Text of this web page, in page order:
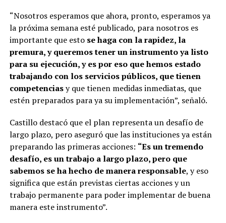
“Nosotros esperamos que ahora, pronto, esperamos ya
la próxima semana esté publicado, para nosotros es
importante que esto se haga con la rapidez, la
premura, y queremos tener un instrumento ya listo
para su ejecución, y es por eso que hemos estado
trabajando con los servicios públicos, que tienen
competenciasy que tienen medidas inmediatas, que
estén preparados para ya su implementación”, señaló.
Castillo destacó que el plan representa un desafío de
largo plazo, pero aseguró que las instituciones ya están
preparando las primeras acciones: “Es un tremendo
desafío, es un trabajo a largo plazo, pero que
sabemos se ha hecho de manera responsable, y eso
significa que están previstas ciertas acciones y un
trabajo permanente para poder implementar de buena
manera este instrumento”.